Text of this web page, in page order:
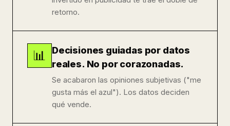
retorno.
📊
Decisiones guiadas por datos
reales. No por corazonadas.
Se acabaron las opiniones subjetivas ("me
gusta más el azul"). Los datos deciden
qué vende.